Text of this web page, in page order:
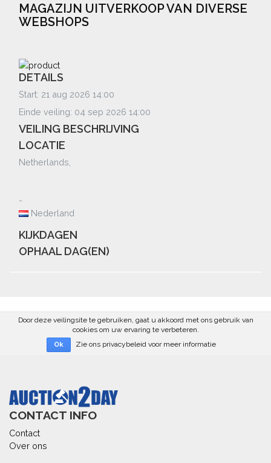
MAGAZIJN UITVERKOOP VAN DIVERSE
WEBSHOPS
DETAILS
Start: 21 aug 2026 14:00
Einde veiling: 04 sep 2026 14:00
VEILING BESCHRIJVING
LOCATIE
Netherlands,
-
Nederland
KIJKDAGEN
OPHAAL DAG(EN)
Door deze veilingsite te gebruiken, gaat u akkoord met ons gebruik van
cookies om uw ervaring te verbeteren.
Ok Zie ons privacybeleid voor meer informatie
CONTACT INFO
Contact
Over ons